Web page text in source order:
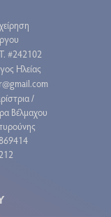
#242102
Ηλείας
/
Βέλμαχου